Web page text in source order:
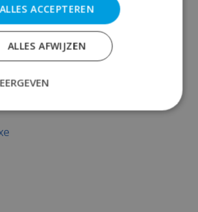
ALLES ACCEPTEREN
ALLES AFWIJZEN